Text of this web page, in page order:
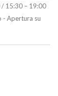
/ 15:30 – 19:00
- Apertura su